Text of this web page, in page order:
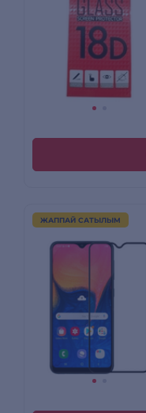
ЖАППАЙ САТЫЛЫМ